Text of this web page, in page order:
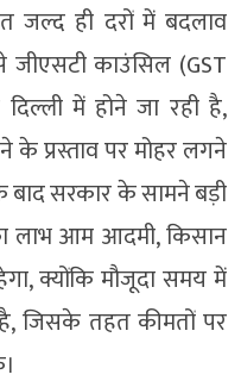
ही दरों में बदलाव
जीएसटी काउंसिल (GST
में होने जा रही है,
प्रस्ताव पर मोहर लगने
बाद सरकार के सामने बड़ी
लाभ आम आदमी, किसान
क्योंकि मौजूदा समय में
जिसके तहत कीमतों पर